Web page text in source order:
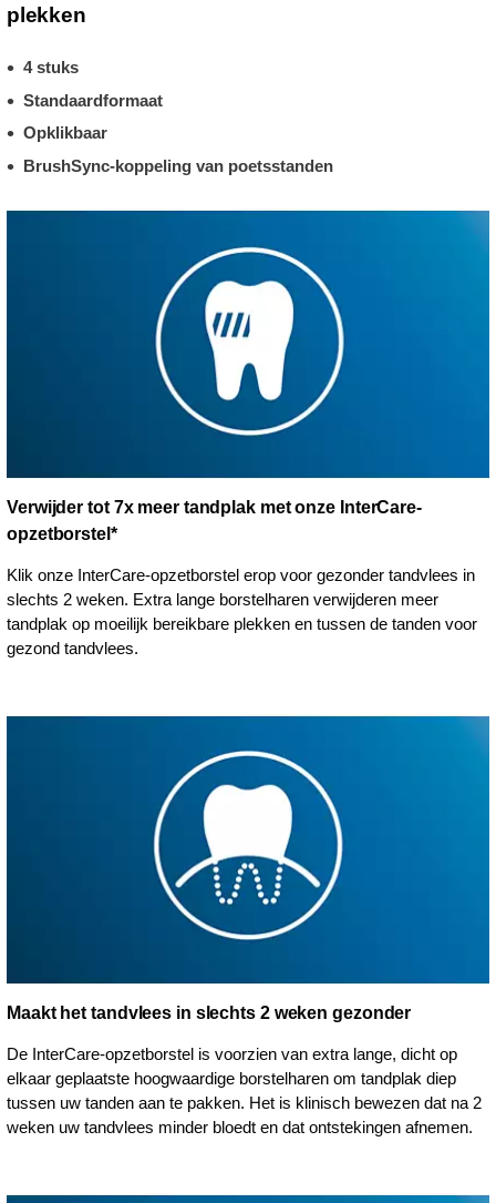
plekken
4 stuks
Standaardformaat
Opklikbaar
BrushSync-koppeling van poetsstanden
Verwijder tot 7x meer tandplak met onze InterCare-
opzetborstel*
Klik onze InterCare-opzetborstel erop voor gezonder tandvlees in
slechts 2 weken. Extra lange borstelharen verwijderen meer
tandplak op moeilijk bereikbare plekken en tussen de tanden voor
gezond tandvlees.
Maakt het tandvlees in slechts 2 weken gezonder
De InterCare-opzetborstel is voorzien van extra lange, dicht op
elkaar geplaatste hoogwaardige borstelharen om tandplak diep
tussen uw tanden aan te pakken. Het is klinisch bewezen dat na 2
weken uw tandvlees minder bloedt en dat ontstekingen afnemen.